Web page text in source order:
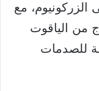
مع
من الياقوت
للصدمات